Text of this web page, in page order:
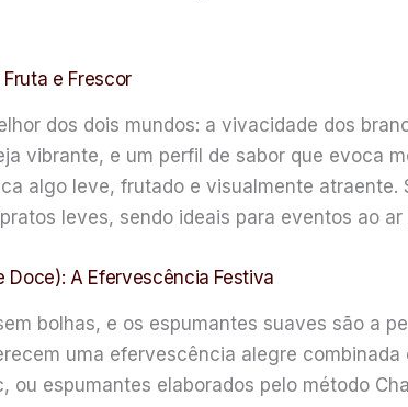
e Frescor
dos dois mundos: a vivacidade dos
vibrante, e um perfil de sabor que evoca
algo leve, frutado e visualmente
leves, sendo ideais para eventos ao
Doce): A Efervescência Festiva
bolhas, e os espumantes suaves são a
uma efervescência alegre
ou espumantes elaborados pelo método